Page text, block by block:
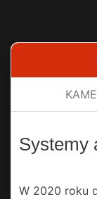
Systemy
W 2020 roku